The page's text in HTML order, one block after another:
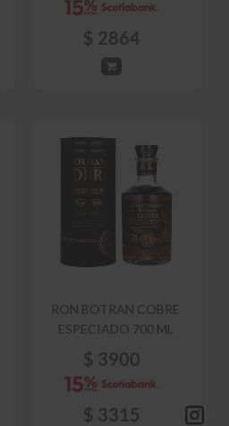
$ 2864
RON BOTRAN COBRE
ESPECIADO 700 ML
$ 3900
$ 3315